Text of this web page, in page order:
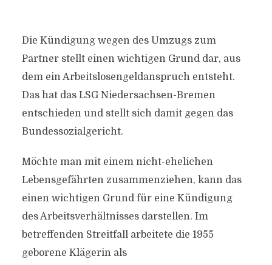
Die Kündigung wegen des Umzugs zum
Partner stellt einen wichtigen Grund dar, aus
dem ein Arbeitslosengeldanspruch entsteht.
Das hat das LSG Niedersachsen-Bremen
entschieden und stellt sich damit gegen das
Bundessozialgericht.
Möchte man mit einem nicht-ehelichen
Lebensgefährten zusammenziehen, kann das
einen wichtigen Grund für eine Kündigung
des Arbeitsverhältnisses darstellen. Im
betreffenden Streitfall arbeitete die 1955
geborene Klägerin als